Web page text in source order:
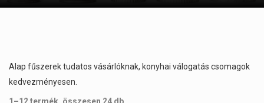
Alap fűszerek tudatos vásárlóknak, konyhai válogatás csomagok
kedvezményesen.